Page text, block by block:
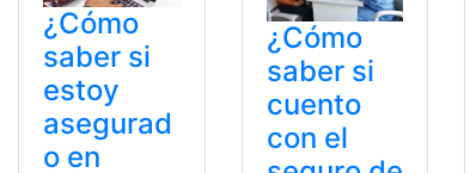
¿Cómo
saber si
estoy
asegurad
o en
¿Cómo
saber si
cuento
con el